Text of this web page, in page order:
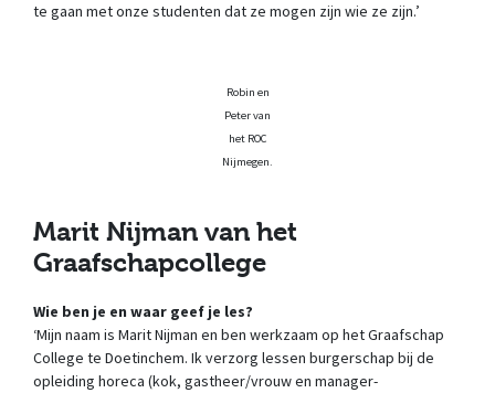
te gaan met onze studenten dat ze mogen zijn wie ze zijn.’
Robin en
Peter van
het ROC
Nijmegen.
Marit Nijman van het
Graafschapcollege
Wie ben je en waar geef je les?
‘Mijn naam is Marit Nijman en ben werkzaam op het Graafschap
College te Doetinchem. Ik verzorg lessen burgerschap bij de
opleiding horeca (kok, gastheer/vrouw en manager-